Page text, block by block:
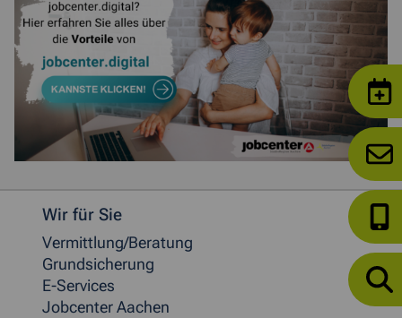
Weitere allgemeine Informationen
Wir für Sie
Vermittlung/Beratung
Grundsicherung
E-Services
Jobcenter Aachen